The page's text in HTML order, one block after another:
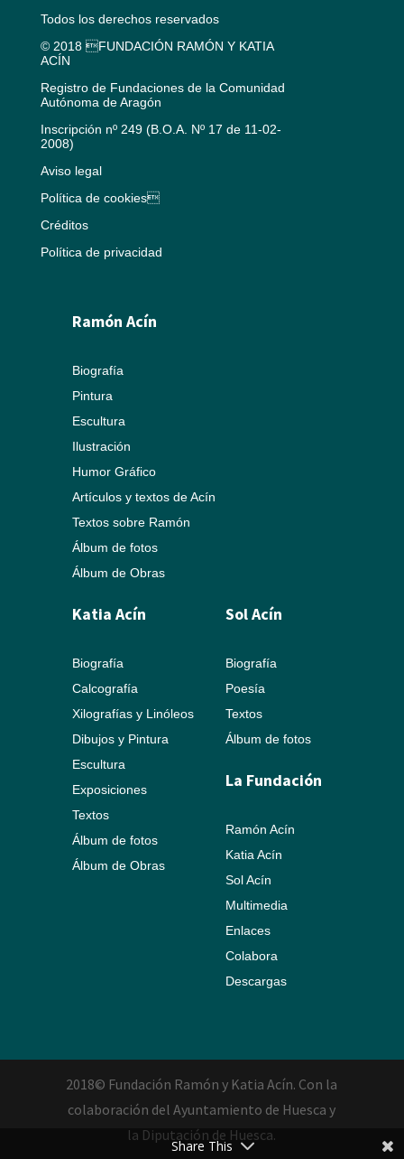
Todos los derechos reservados
© 2018 FUNDACIÓN RAMÓN Y KATIA
ACÍN
Registro de Fundaciones de la Comunidad
Autónoma de Aragón
Inscripción nº 249 (B.O.A. Nº 17 de 11-02-
2008)
Aviso legal
Política de cookies
Créditos
Política de privacidad
Ramón Acín
Biografía
Pintura
Escultura
Ilustración
Humor Gráfico
Artículos y textos de Acín
Textos sobre Ramón
Álbum de fotos
Álbum de Obras
Katia Acín
Biografía
Calcografía
Xilografías y Linóleos
Dibujos y Pintura
Escultura
Exposiciones
Textos
Álbum de fotos
Álbum de Obras
Sol Acín
Biografía
Poesía
Textos
Álbum de fotos
La Fundación
Ramón Acín
Katia Acín
Sol Acín
Multimedia
Enlaces
Colabora
Descargas
2018© Fundación Ramón y Katia Acín. Con la
colaboración del Ayuntamiento de Huesca y
la Diputación de Huesca.
Share This